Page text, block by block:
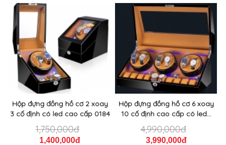
Hộp đựng đồng hồ cơ 2 xoay
3 cố định có led cao cấp 0184
1,750,000đ
1,400,000đ
Hộp đựng đồng hồ cơ 6 xoay
10 cố định cao cấp có led...
4,990,000đ
3,990,000đ